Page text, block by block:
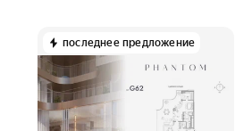
последнее предложение